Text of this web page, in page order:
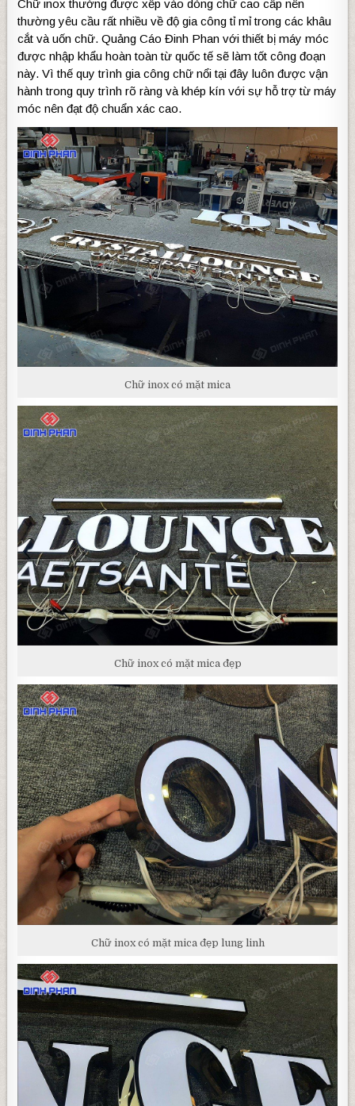
Chữ inox thường được xếp vào dòng chữ cao cấp nên
thường yêu cầu rất nhiều về độ gia công tỉ mỉ trong các khâu
cắt và uốn chữ. Quảng Cáo Đinh Phan với thiết bị máy móc
được nhập khẩu hoàn toàn từ quốc tế sẽ làm tốt công đoạn
này. Vì thế quy trình gia công chữ nổi tại đây luôn được vận
hành trong quy trình rõ ràng và khép kín với sự hỗ trợ từ máy
móc nên đạt độ chuẩn xác cao.
Chữ inox có mặt mica
Chữ inox có mặt mica đẹp
Chữ inox có mặt mica đẹp lung linh